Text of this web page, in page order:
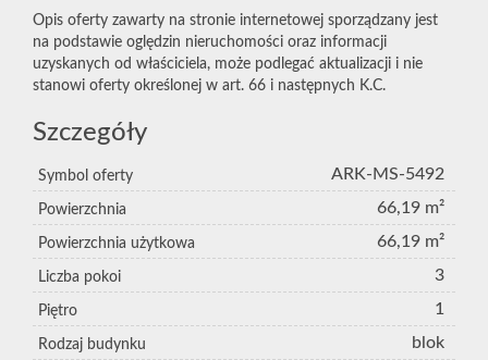
Opis oferty zawarty na stronie internetowej sporządzany jest
na podstawie oględzin nieruchomości oraz informacji
uzyskanych od właściciela, może podlegać aktualizacji i nie
stanowi oferty określonej w art. 66 i następnych K.C.
Szczegóły
Symbol oferty ARK-MS-5492
Powierzchnia 66,19 m²
Powierzchnia użytkowa 66,19 m²
Liczba pokoi 3
Piętro 1
Rodzaj budynku blok